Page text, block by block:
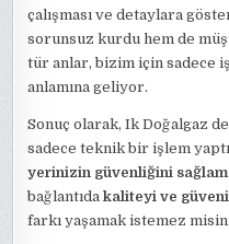
çalışması ve detaylara
sorunsuz kurdu hem de
tür anlar, bizim için sadece
anlamına geliyor.
Sonuç olarak, Ik Doğalgaz
sadece teknik bir işlem
yerinizin güvenliğini
bağlantıdakaliteyi ve güveni
farkı yaşamak istemez